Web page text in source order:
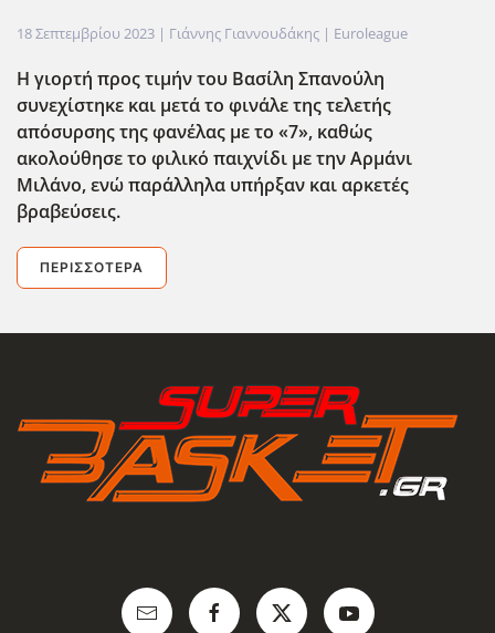
18 Σεπτεμβρίου 2023 | Γιάννης Γιαννουδάκης | Euroleague
Η γιορτή προς τιμήν του Βασίλη Σπανούλη
συνεχίστηκε και μετά το φινάλε της τελετής
απόσυρσης της φανέλας με το «7», καθώς
ακολούθησε το φιλικό παιχνίδι με την Αρμάνι
Μιλάνο, ενώ παράλληλα υπήρξαν και αρκετές
βραβεύσεις.
ΠΕΡΙΣΣΌΤΕΡΑ